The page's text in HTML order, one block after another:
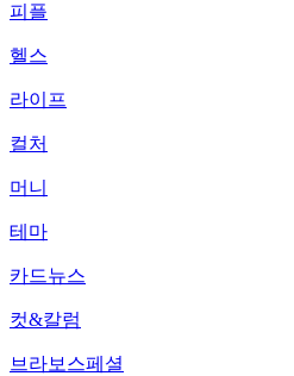
피플
헬스
라이프
컬처
머니
테마
카드뉴스
컷&칼럼
브라보스페셜